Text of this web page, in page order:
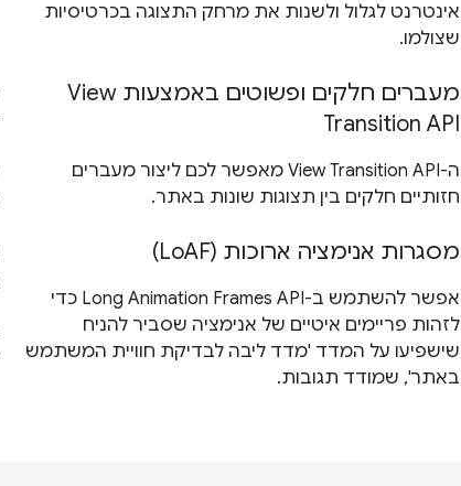
אינטרנט לגלול ולשנות את מרחק התצוגה בכרטיסיות
שצולמו.
מעברים חלקים ופשוטים באמצעות View
Transition API
ה-View Transition API מאפשר לכם ליצור מעברים
חזותיים חלקים בין תצוגות שונות באתר.
מסגרות אנימציה ארוכות (LoAF)
אפשר להשתמש ב-Long Animation Frames API כדי
לזהות פריימים איטיים של אנימציה שסביר להניח
שישפיעו על המדד 'מדד ליבה לבדיקת חוויית המשתמש
באתר', שמודד תגובות.